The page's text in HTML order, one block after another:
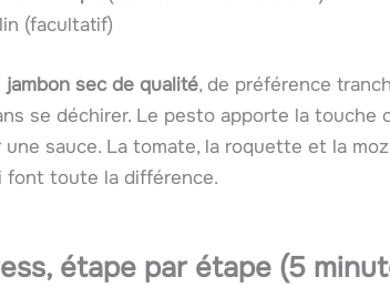
(facultatif)
jambon sec de qualité, de préférence
se déchirer. Le pesto apporte la touche
sauce. La tomate, la roquette et la
font toute la différence.
étape par étape (5